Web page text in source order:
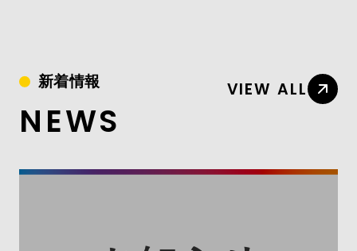
新着情報
NEWS
VIEW ALL